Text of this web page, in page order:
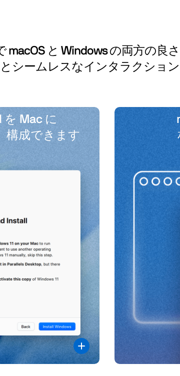
macOS と Windows の両方の
シームレスなインタラクショ
を Mac に
構成できます